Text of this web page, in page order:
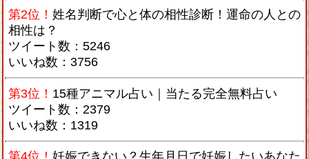
第2位！ 姓名判断で心と体の相性診断！運命の人との
相性は？
ツイート数：5246
いいね数：3756
第3位！ 15種アニマル占い｜当たる完全無料占い
ツイート数：2379
いいね数：1319
第4位！ 妊娠できない？生年月日で妊娠したいあなた